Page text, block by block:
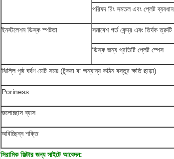
পরিষদ রিং সমতল এবং প্লেট ব্যবধান
ইনস্টলেশন ডিস্ক স্পষ্টতা সমাবেশ গর্ত কেন্দ্র এবং তির্যক ত্রুটি
ডিস্ক জন্য প্রতিটি প্লেট স্পেস
ঝিল্লি পৃষ্ঠ ঘর্ষণ মোট সময় (টুকরা বা অন্যান্য কঠিন বস্তুর ক্ষতি ছাড়া)
Poriness
জলোচ্ছাস ব্যাস
অবিচ্ছিন্ন শক্তি
সিরামিক ফিল্টার জন্য সাইটে আবেদন: